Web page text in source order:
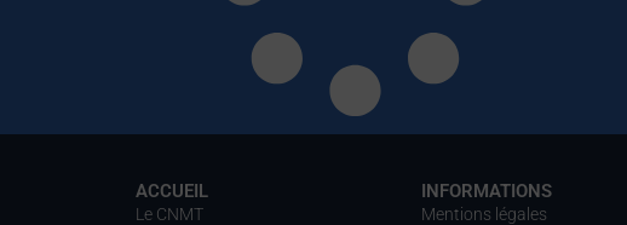
ACCUEIL
Le CNMT
INFORMATIONS
Mentions légales